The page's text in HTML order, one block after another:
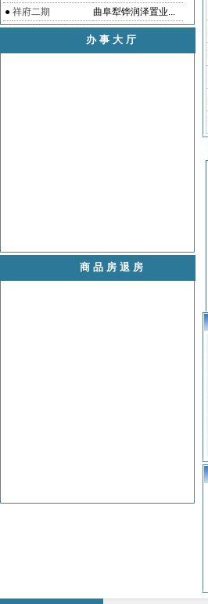
● 祥府二期 曲阜犁铧润泽置业...
办事大厅
商品房退房